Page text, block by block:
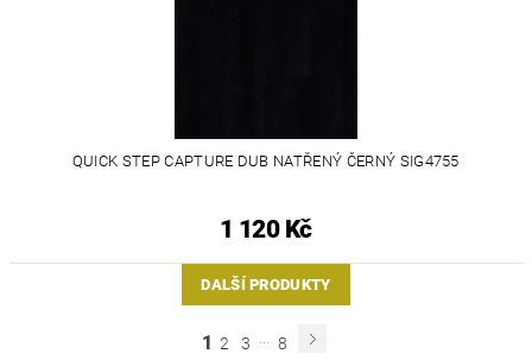
QUICK STEP CAPTURE DUB NATŘENÝ ČERNÝ SIG4755
1 120 Kč
DALŠÍ PRODUKTY
1 2 3 8